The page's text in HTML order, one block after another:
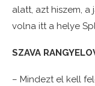
alatt, azt hiszem,
volna itt a helye
SZAVA
– Mindezt el kell